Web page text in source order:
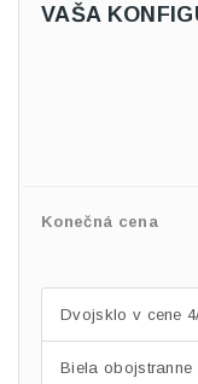
VAŠA
Konečná cena
Dvojsklo v cene
Biela obojstranne